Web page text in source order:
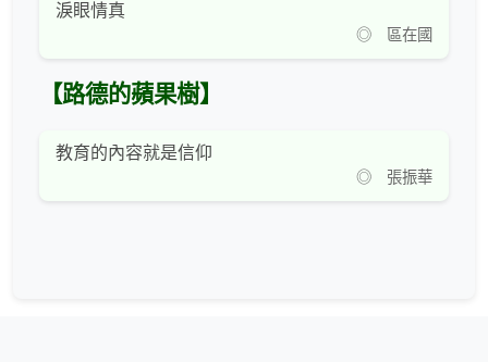
淚眼情真
◎ 區在國
【路德的蘋果樹】
教育的內容就是信仰
◎ 張振華